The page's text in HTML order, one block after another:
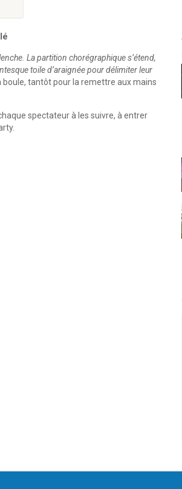
La partition chorégraphique s’étend,
toile d’araignée pour délimiter leur
boule, tantôt pour la remettre aux mains
spectateur à les suivre, à entrer